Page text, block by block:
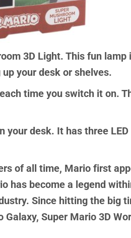
3D Light. This fun
your desk or shelves.
time you switch it on.
your desk. It has three
of all time, Mario first
has become a legend
Since hitting the big
Super Mario 3D